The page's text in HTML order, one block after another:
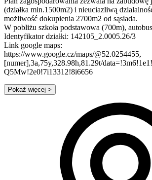
(działka min.1500m2) i nieuciazliwą
możliwość dokupienia 2700m2 od sąsiada.
W pobliżu szkoła podstawowa (700m),
Identyfikator działki: 142105_2.0005.26/3
Link google maps:
https://www.google.cz/maps/@52.0254455,
[numer],3a,75y,328.98h,81.29t/
Q5Mw!2e0!7i13312!8i6656
Pokaż więcej >